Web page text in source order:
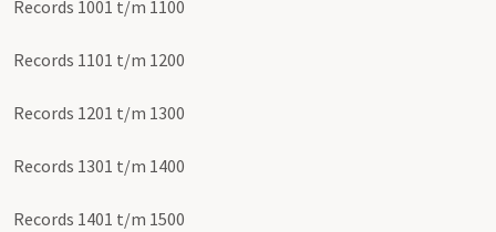
Records 1001 t/m 1100
Records 1101 t/m 1200
Records 1201 t/m 1300
Records 1301 t/m 1400
Records 1401 t/m 1500